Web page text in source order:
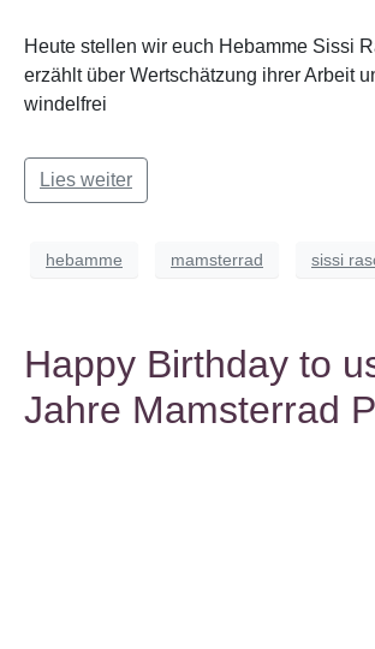
Heute stellen wir euch Hebamme Sissi
erzählt über Wertschätzung ihrer Arbeit
windelfrei
Lies weiter
hebamme mamsterrad sissi
Happy Birthday to
Jahre Mamsterrad